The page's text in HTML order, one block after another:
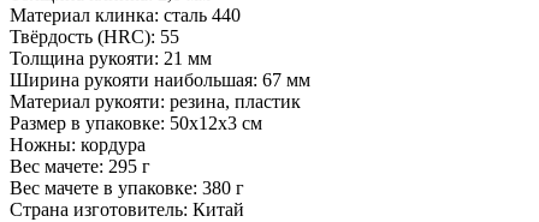
Материал клинка: сталь 440
Твёрдость (HRC): 55
Толщина рукояти: 21 мм
Ширина рукояти наибольшая: 67 мм
Материал рукояти: резина, пластик
Размер в упаковке: 50х12х3 см
Ножны: кордура
Вес мачете: 295 г
Вес мачете в упаковке: 380 г
Страна изготовитель: Китай